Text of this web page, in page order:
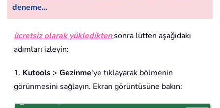
deneme...
ücretsiz olarak yükledikten sonra lütfen aşağıdaki
adımları izleyin:
1. Kutools > Gezinme'ye tıklayarak bölmenin
görünmesini sağlayın. Ekran görüntüsüne bakın: